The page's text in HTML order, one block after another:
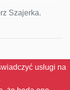
Szajerka.
usługi na